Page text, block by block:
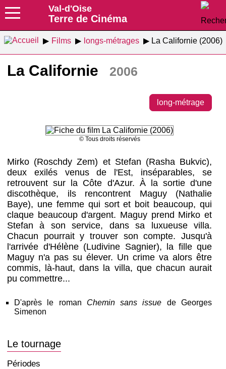
Val-d'Oise
Terre de Cinéma
Films longs-métrages La Californie (2006)
La Californie 2006
long-métrage
© Tous droits réservés
Mirko (Roschdy Zem) et Stefan (Rasha Bukvic),
deux exilés venus de l'Est, inséparables, se
retrouvent sur la Côte d'Azur. À la sortie d'une
discothèque, ils rencontrent Maguy (Nathalie
Baye), une femme qui sort et boit beaucoup, qui
claque beaucoup d'argent. Maguy prend Mirko et
Stefan à son service, dans sa luxueuse villa.
Chacun pourrait y trouver son compte. Jusqu'à
l'arrivée d'Hélène (Ludivine Sagnier), la fille que
Maguy n'a pas su élever. Un crime va alors être
commis, là-haut, dans la villa, que chacun aurait
pu commettre...
D'après le roman Chemin sans issue de Georges
Simenon
Le tournage
Périodes